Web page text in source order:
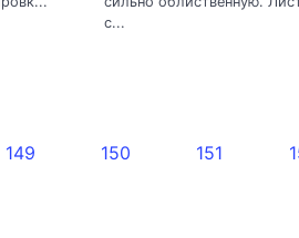
с...
149 150 151